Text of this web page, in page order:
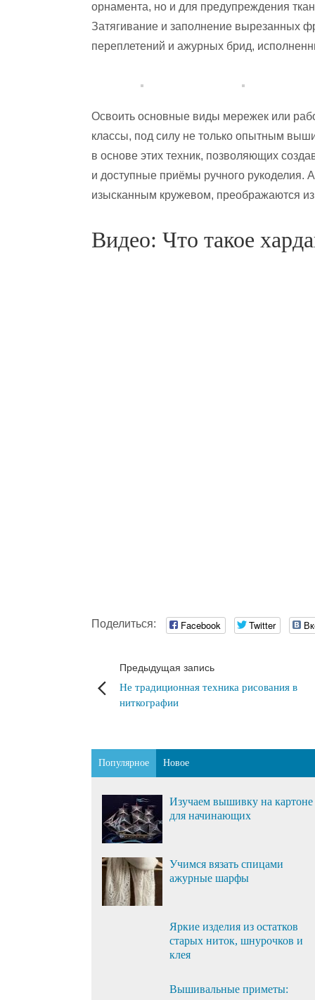
орнамента, но и для предупреждения
Затягивание и заполнение вырезанных
переплетений и ажурных брид,
Освоить основные виды мережек или
классы, под силу не только опытным
в основе этих техник, позволяющих
и доступные приёмы ручного
изысканным кружевом, преображаются
Видео: Что такое
Поделиться: Facebook Twitter
Предыдущая запись
Не традиционная техника рисования в
ниткографии
Популярное Новое
Изучаем вышивку на картоне
для начинающих
Учимся вязать спицами
ажурные шарфы
Яркие изделия из остатков
старых ниток, шнурочков и
клея
Вышивальные приметы: